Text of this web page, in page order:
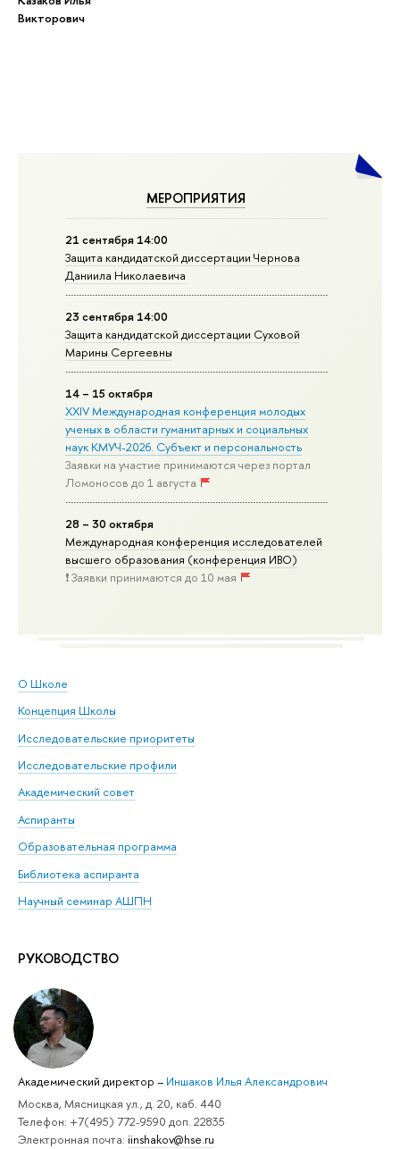
МЕРОПРИЯТИЯ
21 сентября 14:00
Защита кандидатской диссертации Чернова
Даниила Николаевича
23 сентября 14:00
Защита кандидатской диссертации Суховой
Марины Сергеевны
14 – 15 октября
XXIV Международная конференция молодых
ученых в области гуманитарных и социальных
наук КМУЧ-2026. Субъект и персональность
Заявки на участие принимаются через портал
Ломоносов до 1 августа
28 – 30 октября
Международная конференция исследователей
высшего образования (конференция ИВО)
❗️ Заявки принимаются до 10 мая
О Школе
Концепция Школы
Исследовательские приоритеты
Исследовательские профили
Академический совет
Аспиранты
Образовательная программа
Библиотека аспиранта
Научный семинар АШПН
РУКОВОДСТВО
Академический директор – Иншаков Илья Александрович
Москва, Мясницкая ул., д. 20, каб. 440
Телефон: +7(495) 772-9590 доп. 22835
Электронная почта: iinshakov@hse.ru
Викторович